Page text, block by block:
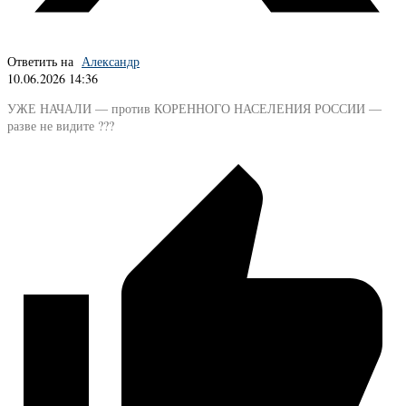
Ответить на Александр
10.06.2026 14:36
УЖЕ НАЧАЛИ — против КОРЕННОГО НАСЕЛЕНИЯ РОССИИ —
разве не видите ???